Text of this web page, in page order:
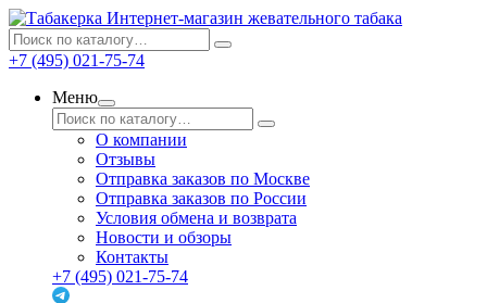
Интернет-магазин жевательного табака
+7 (495) 021-75-74
Меню
О компании
Отзывы
Отправка заказов по Москве
Отправка заказов по России
Условия обмена и возврата
Новости и обзоры
Контакты
+7 (495) 021-75-74